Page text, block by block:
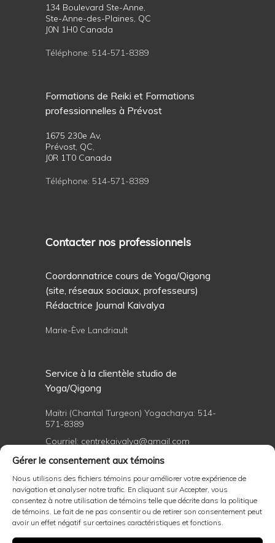
Gérer le consentement aux témoins
Nous utilisons des fichiers témoins pour améliorer votre expérience de
navigation et analyser notre trafic. En cliquant sur Accepter, vous
consentez à notre utilisation de témoins telle que décrite dans la politique
de témoins. Le fait de ne pas consentir ou de retirer son consentement peut
avoir un effet négatif sur certaines caractéristiques et fonctions.
134 Boulevard Ste-Anne,
Ste-Anne-des-Plaines, QC
J0N 1H0 Canada
Téléphone: 514-571-8389
Formations de Reiki et Formations
professionnelles à Prévost
1675 230e Av,
Prévost, QC,
J0R 1T0 Canada
Téléphone: 514-571-8389
Contacter nos professionnels
Coordonnatrice cours de Yoga/Qigong
(site, réseaux sociaux, professeurs)
Rédactrice Journal Kaivalya
Marie-Ève Landriault
Service à la clientèle studio de
Yoga/Qigong
Maïtri (Chantal Turgeon) Yogacharya: 514-
571-8389
Courriel: centrekaivalya@gmail.com
Formations professionnelles de yoga et
de Qigong
Maïtri (Chantal Turgeon) Yogacharya:514-
571-8389